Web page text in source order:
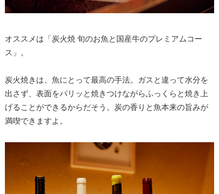
オススメは「炭火焼 旬のお魚と国産牛のプレミアムコー
ス」。
炭火焼きは、魚にとって最高の手法。ガスと違って水分を
出さず、表面をパリッと焼きつけながらふっくらと焼き上
げることができるからだそう。炭の香りと魚本来の旨みが
満喫できますよ。